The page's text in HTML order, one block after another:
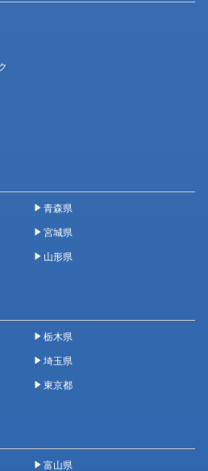
青森県
宮城県
山形県
栃木県
埼玉県
東京都
富山県